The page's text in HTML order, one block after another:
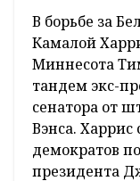
состоятся в
президента и
американцам
сенаторов,
двух
власти. Об